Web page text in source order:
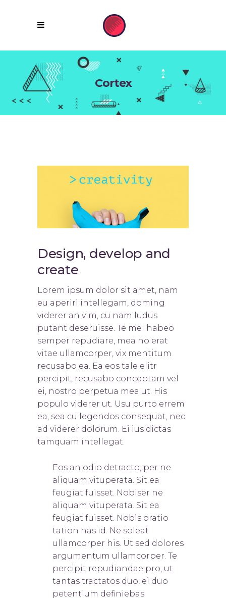
Cortex
Design, develop and
create
Lorem ipsum dolor sit amet, nam
eu aperiri intellegam, doming
viderer an vim, cu nam ludus
putant deseruisse. Te mel habeo
semper repudiare, mea no erat
vitae ullamcorper, vix mentitum
recusabo ea. Ea eos tale elitr
percipit, recusabo conceptam vel
ei, nostro perpetua mea ut. His
populo viderer ut. Usu purto errem
ea, sea cu legendos consequat, nec
ad viderer dolorum. Ei ius dictas
tamquam intellegat.
Eos an odio detracto, per ne
aliquam vituperata. Sit ea
feugiat fuisset. Nobiser ne
aliquam vituperata. Sit ea
feugiat fuisset. Nobis oratio
tation has id. Ne soleat
ullamcorper his. Ut sed dolores
argumentum ullamcorper. Te
percipit repudiandae pro, ut
tantas tractatos duo, ei duo
petentium definiebas.